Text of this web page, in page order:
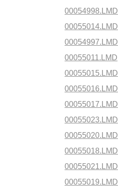
00054998.LMD
00055014.LMD
00054997.LMD
00055011.LMD
00055015.LMD
00055016.LMD
00055017.LMD
00055023.LMD
00055020.LMD
00055018.LMD
00055021.LMD
00055019.LMD